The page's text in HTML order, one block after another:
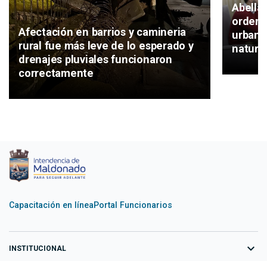
Afectación en barrios y camineria
rural fue más leve de lo esperado y
drenajes pluviales funcionaron
correctamente
Abella
Capacitación en líneaPortal Funcionarios
INSTITUCIONAL expand_more